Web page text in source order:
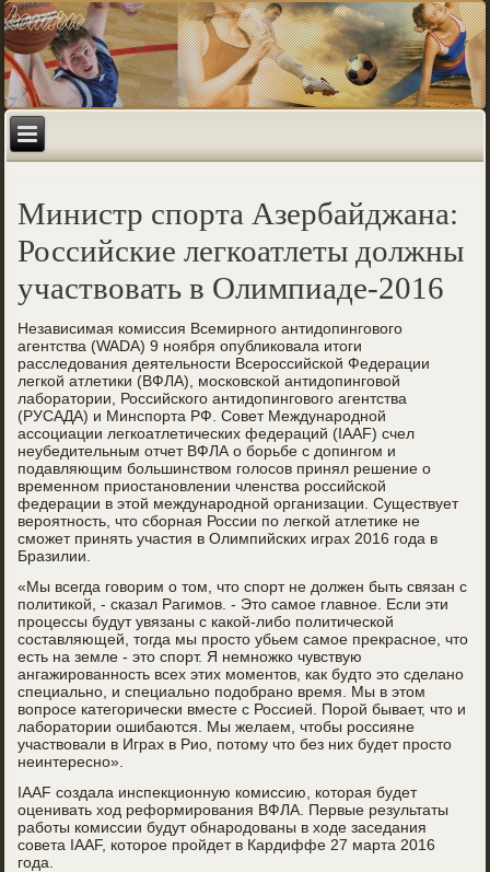
Министр спорта Азербайджана:
Российские легкоатлеты должны
участвовать в Олимпиаде-2016
Независимая комиссия Всемирного антидопингового
агентства (WADA) 9 ноября опубликовала итоги
расследования деятельности Всероссийской Федерации
легкой атлетики (ВФЛА), московской антидопинговой
лаборатории, Российского антидопингового агентства
(РУСАДА) и Минспорта РФ. Совет Международной
ассоциации легкоатлетических федераций (IAAF) счел
неубедительным отчет ВФЛА о борьбе с допингом и
подавляющим большинством голосов принял решение о
временном приостановлении членства российской
федерации в этой международной организации. Существует
вероятность, что сборная России по легкой атлетике не
сможет принять участия в Олимпийских играх 2016 года в
Бразилии.
«Мы всегда говорим о том, что спорт не должен быть связан с
политикой, - сказал Рагимов. - Это самое главное. Если эти
процессы будут увязаны с какой-либо политической
составляющей, тогда мы просто убьем самое прекрасное, что
есть на земле - это спорт. Я немножко чувствую
ангажированность всех этих моментов, как будто это сделано
специально, и специально подобрано время. Мы в этом
вопросе категорически вместе с Россией. Порой бывает, что и
лаборатории ошибаются. Мы желаем, чтобы россияне
участвовали в Играх в Рио, потому что без них будет просто
неинтересно».
IAAF создала инспекционную комиссию, которая будет
оценивать ход реформирования ВФЛА. Первые результаты
работы комиссии будут обнародованы в ходе заседания
совета IAAF, которое пройдет в Кардиффе 27 марта 2016
года.